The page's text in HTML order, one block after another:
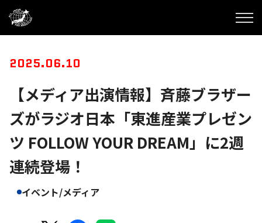
2025.06.10
【メディア出演情報】斉藤ブラザー
ズがラジオ日本「東進産業プレゼン
ツ FOLLOW YOUR DREAM」に2週
連続登場！
イベント/メディア